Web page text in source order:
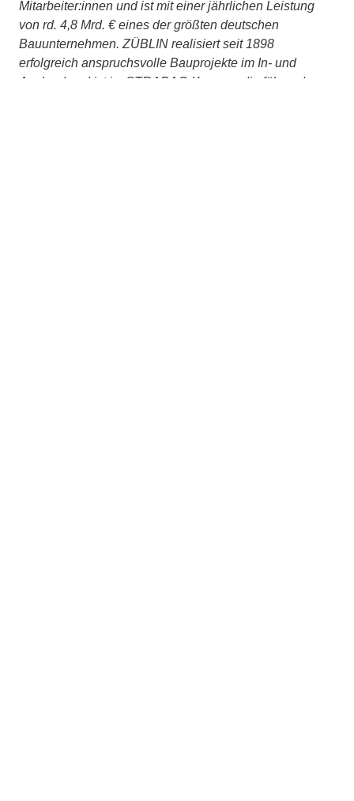
Mitarbeiter:innen und ist mit einer jährlichen Leistung
von rd. 4,8 Mrd. € eines der größten deutschen
Bauunternehmen. ZÜBLIN realisiert seit 1898
erfolgreich anspruchsvolle Bauprojekte im In- und
Ausland und ist im STRABAG-Konzern die führende